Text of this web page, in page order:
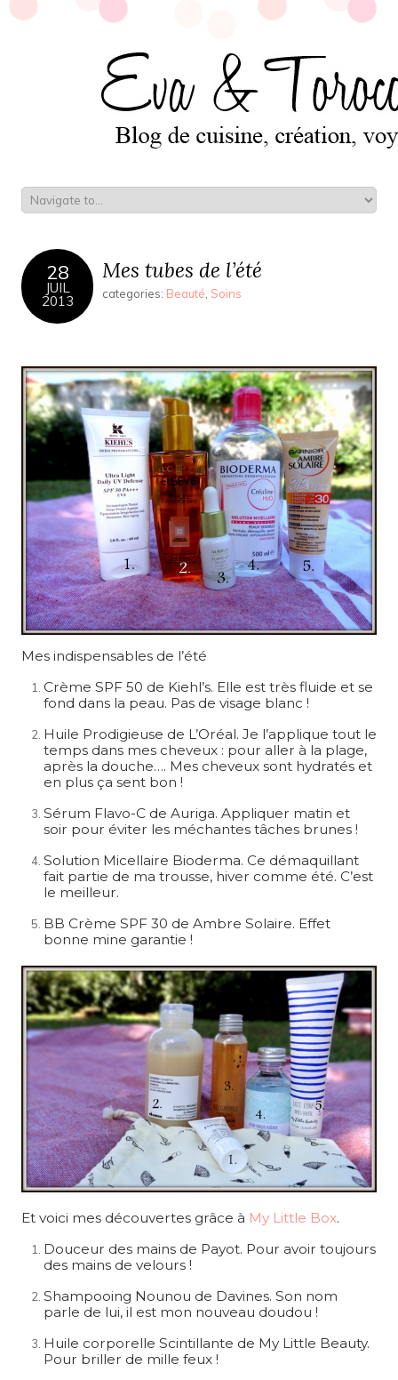
28
JUIL
2013
Mes tubes de l’été
categories: Beauté Soins
Mes indispensables de l’été
Crème SPF 50 de Kiehl’s. Elle est très fluide et se
fond dans la peau. Pas de visage blanc !
Huile Prodigieuse de L’Oréal. Je l’applique tout le
temps dans mes cheveux : pour aller à la plage,
après la douche…. Mes cheveux sont hydratés et
en plus ça sent bon !
Sérum Flavo-C de Auriga. Appliquer matin et
soir pour éviter les méchantes tâches brunes !
Solution Micellaire Bioderma. Ce démaquillant
fait partie de ma trousse, hiver comme été. C’est
le meilleur.
BB Crème SPF 30 de Ambre Solaire. Effet
bonne mine garantie !
Et voici mes découvertes grâce à My Little Box.
Douceur des mains de Payot. Pour avoir toujours
des mains de velours !
Shampooing Nounou de Davines. Son nom
parle de lui, il est mon nouveau doudou !
Huile corporelle Scintillante de My Little Beauty.
Pour briller de mille feux !